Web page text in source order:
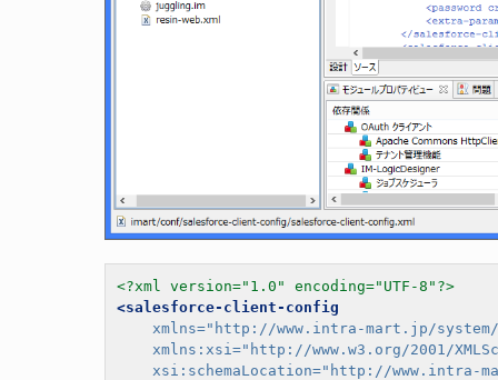
<?xml version="1.0" encoding="UTF-8"?>
<salesforce-client-config
xmlns="http://www.intra-mart.jp/
xmlns:xsi="http://www.w3.org/2001/
xsi:schemaLocation="http://www.intra-